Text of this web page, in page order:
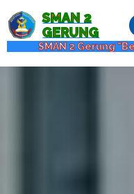
SMAN 2
GERUNG
Gerung "Berakhlak,